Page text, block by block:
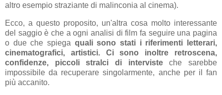
altro esempio straziante di malinconia al cinema).
Ecco, a questo proposito, un'altra cosa molto interessante
del saggio è che a ogni analisi di film fa seguire una pagina
o due che spiega quali sono stati i riferimenti letterari,
cinematografici, artistici. Ci sono inoltre retroscena,
confidenze, piccoli stralci di intervisteche sarebbe
impossibile da recuperare singolarmente, anche per il fan
più accanito.